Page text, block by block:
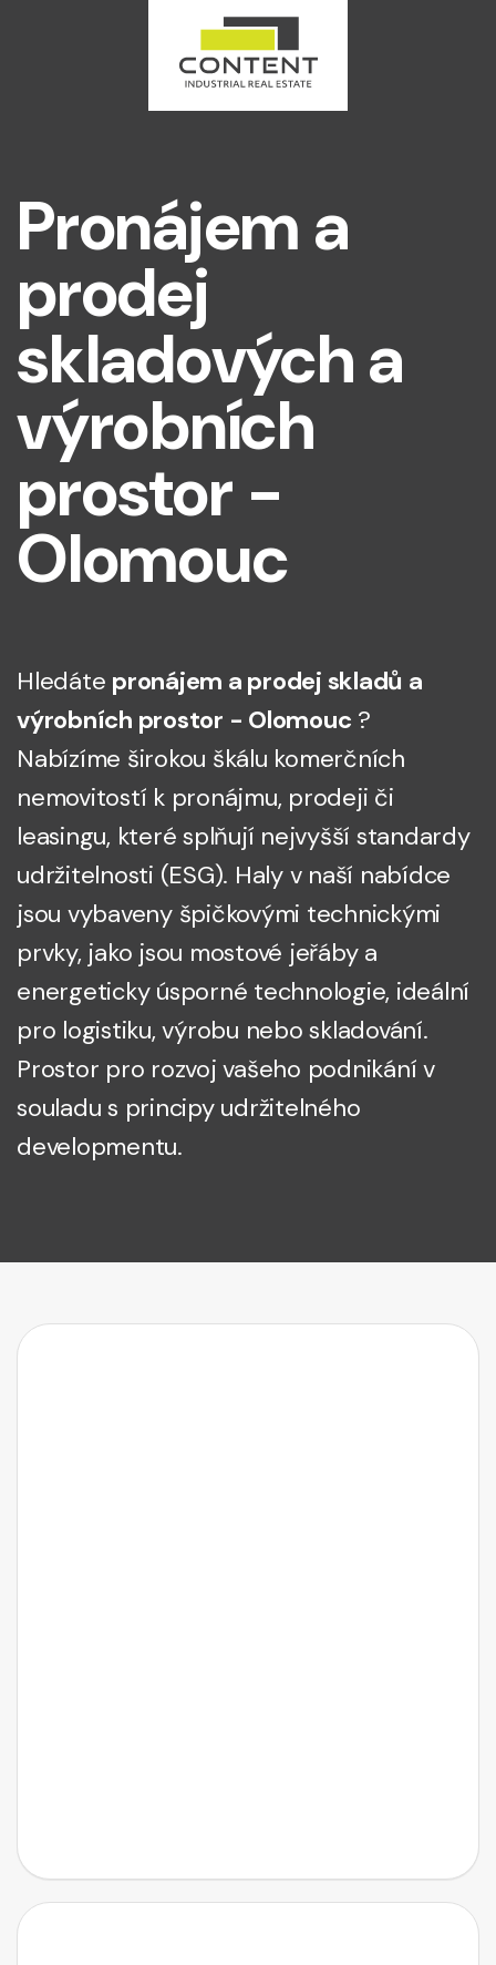
Pronájem a
prodej
skladových a
výrobních
prostor -
Olomouc
Hledáte pronájem a prodej skladů a
výrobních prostor - Olomouc ?
Nabízíme širokou škálu komerčních
nemovitostí k pronájmu, prodeji či
leasingu, které splňují nejvyšší standardy
udržitelnosti (ESG). Haly v naší nabídce
jsou vybaveny špičkovými technickými
prvky, jako jsou mostové jeřáby a
energeticky úsporné technologie, ideální
pro logistiku, výrobu nebo skladování.
Prostor pro rozvoj vašeho podnikání v
souladu s principy udržitelného
developmentu.